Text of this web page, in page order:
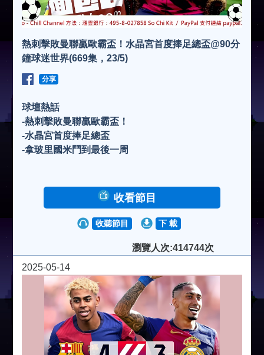
熱刺擊敗曼聯贏歐霸盃！水晶宮首度捧足總盃@90分
鐘球迷世界(669集，23/5)
分享
球壇熱話
-熱刺擊敗曼聯贏歐霸盃！
-水晶宮首度捧足總盃
-拿玻里國米鬥到最後一周
收看節目
收聽節目 下 載
瀏覽人次:414744次
2025-05-14